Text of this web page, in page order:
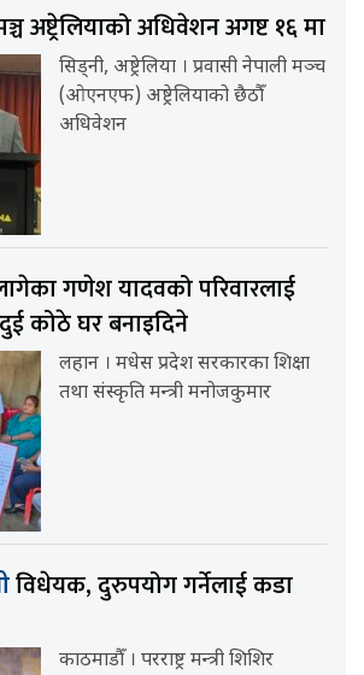
अष्ट्रेलियाको अधिवेशन अगष्ट १६ मा
सिड्नी, अष्ट्रेलिया । प्रवासी नेपाली मञ्च
(ओएनएफ) अष्ट्रेलियाको छैठौँ
अधिवेशन
गणेश यादवको परिवारलाई
कोठे घर बनाइदिने
लहान । मधेस प्रदेश सरकारका शिक्षा
तथा संस्कृति मन्त्री मनोजकुमार
विधेयक, दुरुपयोग गर्नेलाई कडा
काठमाडौँ । परराष्ट्र मन्त्री शिशिर